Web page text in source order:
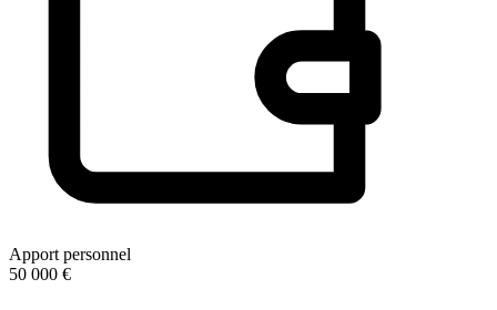
Apport personnel
50 000 €